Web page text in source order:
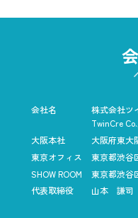
会社名
株式会社ツ
TwinCre
大阪本社
大阪府東大
東京オフィス
東京都渋谷
SHOW ROOM
東京都渋谷
代表取締役
山本 謙司